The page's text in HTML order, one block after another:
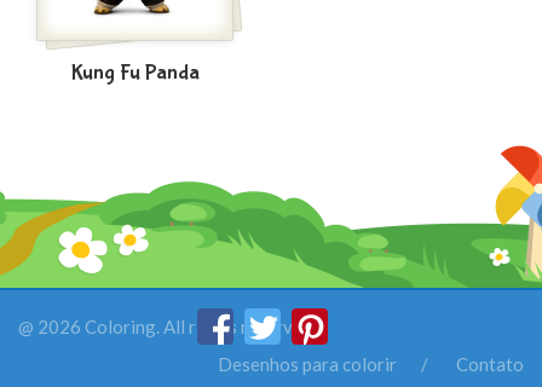
Kung Fu Panda
@ 2026 Coloring. All rights reserved.
Desenhos para colorir
Contato